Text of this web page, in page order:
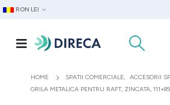
RON LEI
HOME SPATII COMERCIALE,
ACCESORII
GRILA METALICA PENTRU RAFT, ZINCATA,